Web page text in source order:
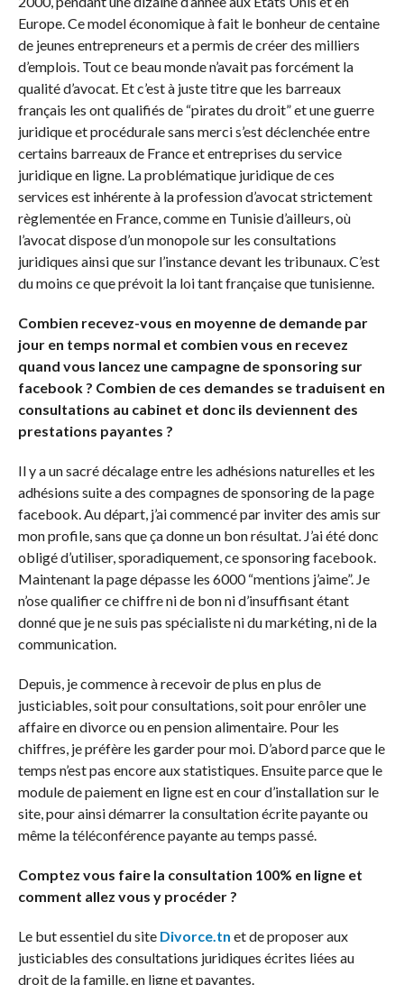
Europe. Ce model économique à fait le bonheur de centaine
de jeunes entrepreneurs et a permis de créer des milliers
d’emplois. Tout ce beau monde n’avait pas forcément la
qualité d’avocat. Et c’est à juste titre que les barreaux
français les ont qualifiés de “pirates du droit” et une guerre
juridique et procédurale sans merci s’est déclenchée entre
certains barreaux de France et entreprises du service
juridique en ligne. La problématique juridique de ces
services est inhérente à la profession d’avocat strictement
règlementée en France, comme en Tunisie d’ailleurs, où
l’avocat dispose d’un monopole sur les consultations
juridiques ainsi que sur l’instance devant les tribunaux. C’est
du moins ce que prévoit la loi tant française que tunisienne.
Combien recevez-vous en moyenne de demande par
jour en temps normal et combien vous en recevez
quand vous lancez une campagne de sponsoring sur
facebook ? Combien de ces demandes se traduisent en
consultations au cabinet et donc ils deviennent des
prestations payantes ?
Il y a un sacré décalage entre les adhésions naturelles et les
adhésions suite a des compagnes de sponsoring de la page
facebook. Au départ, j’ai commencé par inviter des amis sur
mon profile, sans que ça donne un bon résultat. J’ai été donc
obligé d’utiliser, sporadiquement, ce sponsoring facebook.
Maintenant la page dépasse les 6000 “mentions j’aime”. Je
n’ose qualifier ce chiffre ni de bon ni d’insuffisant étant
donné que je ne suis pas spécialiste ni du markéting, ni de la
communication.
Depuis, je commence à recevoir de plus en plus de
justiciables, soit pour consultations, soit pour enrôler une
affaire en divorce ou en pension alimentaire. Pour les
chiffres, je préfère les garder pour moi. D’abord parce que le
temps n’est pas encore aux statistiques. Ensuite parce que le
module de paiement en ligne est en cour d’installation sur le
site, pour ainsi démarrer la consultation écrite payante ou
même la téléconférence payante au temps passé.
Comptez vous faire la consultation 100% en ligne et
comment allez vous y procéder ?
Le but essentiel du site Divorce.tn et de proposer aux
justiciables des consultations juridiques écrites liées au
droit de la famille, en ligne et payantes.